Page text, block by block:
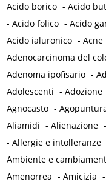
Acido borico -Acido
-Acido folico -Acido
Acido ialuronico -Acne
Adenocarcinoma del
Adenoma ipofisario -
Adolescenti -Adozione
Agnocasto -
Aliamidi -Alienazione
-Allergie e intolleranze
Ambiente e
Amenorrea -Amicizia